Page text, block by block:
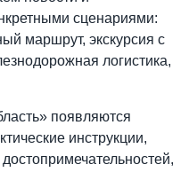
сценариями:
маршрут, экскурсия с
логистика,
появляются
инструкции,